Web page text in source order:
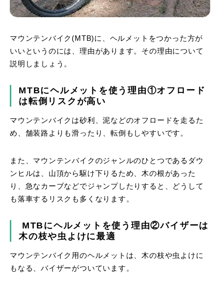
マウンテンバイク(MTB)に、ヘルメットをつかった方が
いいというのには、理由があります。その理由について
説明しましょう。
MTBにヘルメットを使う理由①オフロード
は転倒リスクが高い
マウンテンバイクは砂利、泥などのオフロードを走るた
め、舗装路よりも滑ったり、転倒もしやすいです。
また、マウンテンバイクのジャンルのひとつであるダウ
ンヒルは、山頂から駆け下りるため、木の根があった
り、急なカーブなどでジャンプしたりすると、どうして
も落車するリスクも多くなります。
MTBにヘルメットを使う理由②バイザーは
木の枝や虫よけに最適
マウンテンバイク用のヘルメットは、木の枝や虫よけに
もなる、バイザーがついています。